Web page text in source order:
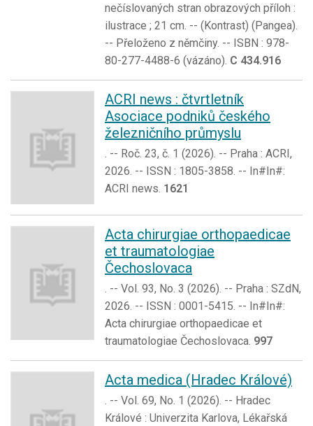
nečíslovaných stran obrazových příloh :
ilustrace ; 21 cm. -- (Kontrast) (Pangea).
-- Přeloženo z němčiny. -- ISBN : 978-
80-277-4488-6 (vázáno). C 434.916
ACRI news : čtvrtletník
Asociace podniků českého
železničního průmyslu
. -- Roč. 23, č. 1 (2026). -- Praha : ACRI,
2026. -- ISSN : 1805-3858. -- In#In#:
ACRI news. 1621
Acta chirurgiae orthopaedicae
et traumatologiae
Čechoslovaca
. -- Vol. 93, No. 3 (2026). -- Praha : SZdN,
2026. -- ISSN : 0001-5415. -- In#In#:
Acta chirurgiae orthopaedicae et
traumatologiae Čechoslovaca. 997
Acta medica (Hradec Králové)
. -- Vol. 69, No. 1 (2026). -- Hradec
Králové : Univerzita Karlova, Lékařská